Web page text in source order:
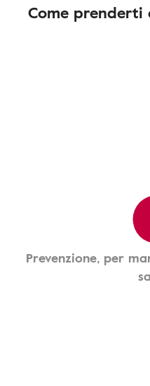
Come prenderti
Prevenzione, per